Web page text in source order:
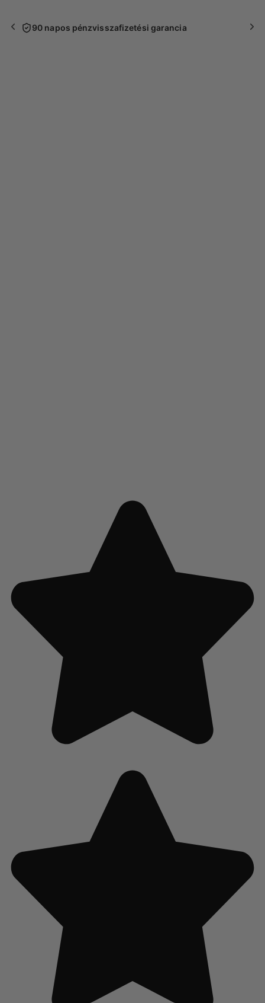
90 napos pénzvisszafizetési garancia